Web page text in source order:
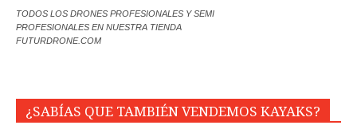
TODOS LOS DRONES PROFESIONALES Y SEMI
PROFESIONALES EN NUESTRA TIENDA
FUTURDRONE.COM
¿SABÍAS QUE TAMBIÉN VENDEMOS KAYAKS?